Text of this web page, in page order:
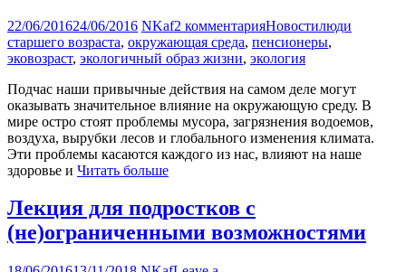
22/06/201624/06/2016 NKaf2 комментарияНовостилюди
старшего возраста, окружающая среда, пенсионеры,
эковозраст, экологичный образ жизни, экология
Подчас наши привычные действия на самом деле могут
оказывать значительное влияние на окружающую среду. В
мире остро стоят проблемы мусора, загрязнения водоемов,
воздуха, вырубки лесов и глобального изменения климата.
Эти проблемы касаются каждого из нас, влияют на наше
здоровье и Читать больше
Лекция для подростков с
(не)ограниченными возможностями